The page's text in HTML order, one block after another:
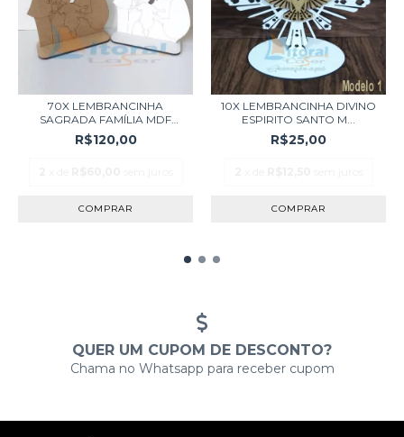
70X LEMBRANCINHA
SAGRADA FAMÍLIA MDF
BRA...
R$120,00
10X LEMBRANCINHA DIVINO
ESPIRITO SANTO M...
R$25,00
QUER UM CUPOM DE DESCONTO?
Chama no Whatsapp para receber cupom